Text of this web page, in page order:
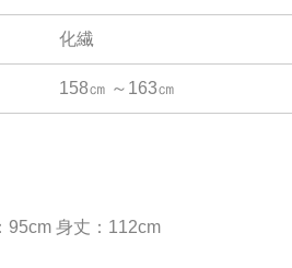
化繊
158㎝ ～163㎝
95cm 身丈：112cm